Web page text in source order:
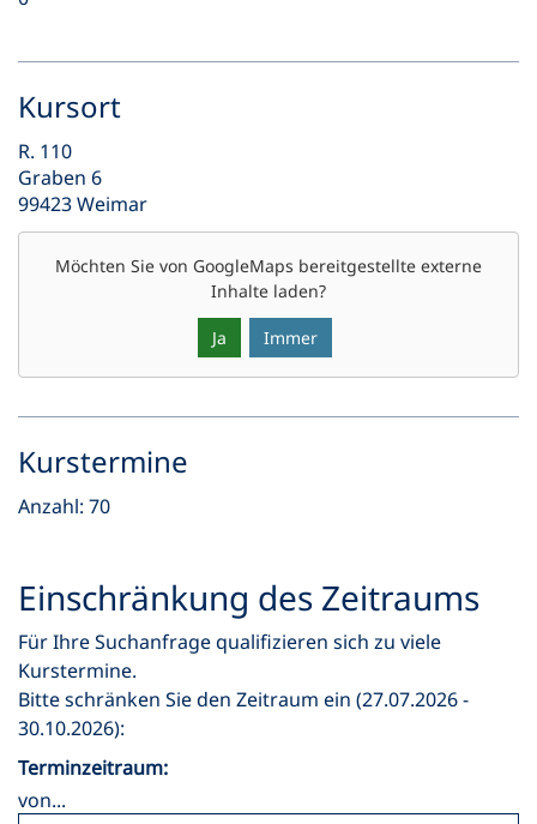
Kursort
R. 110
Graben 6
99423 Weimar
Möchten Sie von GoogleMaps bereitgestellte externe
Inhalte laden?
Ja Immer
Kurstermine
Anzahl: 70
Einschränkung des Zeitraums
Für Ihre Suchanfrage qualifizieren sich zu viele
Kurstermine.
Bitte schränken Sie den Zeitraum ein (27.07.2026 -
30.10.2026):
Terminzeitraum:
von...